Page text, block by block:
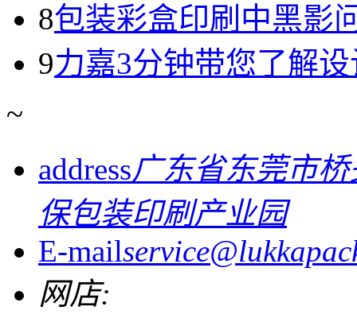
8包装彩盒印刷中黑影
9力嘉3分钟带您了解
~
address广东省东莞市
保包装印刷产业园
E-mail
网店: